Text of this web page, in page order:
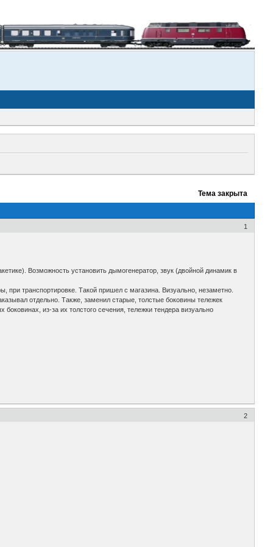
Тема закрыта
1
Возможность установить дымогенератор, звук (двойной динамик в
при транспортировке. Такой пришел с магазина. Визуально, незаметно.
отдельно. Также, заменил старые, толстые боковины тележек
из-за их толстого сечения, тележки тендера визуально
2